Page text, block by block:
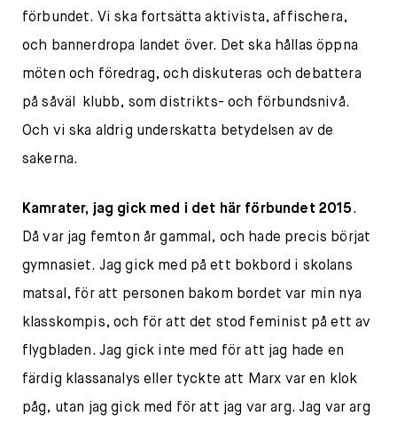
förbundet. Vi ska fortsätta aktivista, affischera,
och bannerdropa landet över. Det ska hållas öppna
möten och föredrag, och diskuteras och debattera
på såväl klubb, som distrikts- och förbundsnivå.
Och vi ska aldrig underskatta betydelsen av de
sakerna.
Kamrater, jag gick med i det här förbundet 2015.
Då var jag femton år gammal, och hade precis börjat
gymnasiet. Jag gick med på ett bokbord i skolans
matsal, för att personen bakom bordet var min nya
klasskompis, och för att det stod feminist på ett av
flygbladen. Jag gick inte med för att jag hade en
färdig klassanalys eller tyckte att Marx var en klok
påg, utan jag gick med för att jag var arg. Jag var arg